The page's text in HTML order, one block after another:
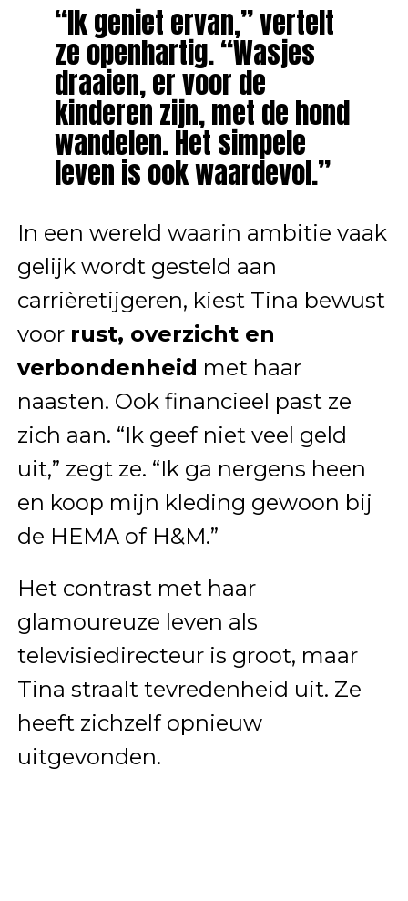
“Ik geniet ervan,” vertelt
ze openhartig. “Wasjes
draaien, er voor de
kinderen zijn, met de hond
wandelen. Het simpele
leven is ook waardevol.”
In een wereld waarin ambitie vaak
gelijk wordt gesteld aan
carrièretijgeren, kiest Tina bewust
voor rust, overzicht en
verbondenheid met haar
naasten. Ook financieel past ze
zich aan. “Ik geef niet veel geld
uit,” zegt ze. “Ik ga nergens heen
en koop mijn kleding gewoon bij
de HEMA of H&M.”
Het contrast met haar
glamoureuze leven als
televisiedirecteur is groot, maar
Tina straalt tevredenheid uit. Ze
heeft zichzelf opnieuw
uitgevonden.